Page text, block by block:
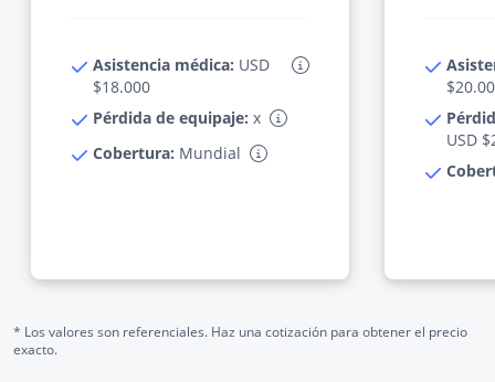
Asistencia médica: USD
$18.000
Pérdida de equipaje: x
Cobertura: Mundial
USD
* Los valores son referenciales. Haz una cotización para obtener el precio
exacto.